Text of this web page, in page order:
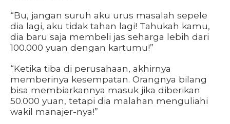
“Bu, jangan suruh aku urus masalah sepele
dia lagi, aku tidak tahan lagi! Tahukah kamu,
dia baru saja membeli jas seharga lebih dari
100.000 yuan dengan kartumu!”
“Ketika tiba di perusahaan, akhirnya
memberinya kesempatan. Orangnya bilang
bisa membiarkannya masuk jika diberikan
50.000 yuan, tetapi dia malahan menguliahi
wakil manajer-nya!”